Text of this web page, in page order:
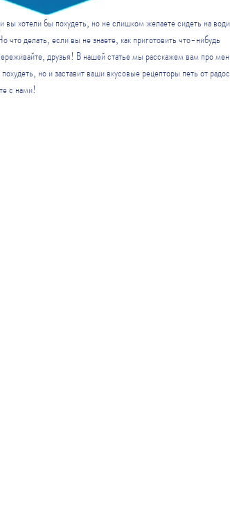
хотели бы похудеть, но не слишком желаете сидеть на
что делать, если вы не знаете, как приготовить что-нибудь
друзья! В нашей статье мы расскажем вам про
но и заставит ваши вкусовые рецепторы петь от
с нами!